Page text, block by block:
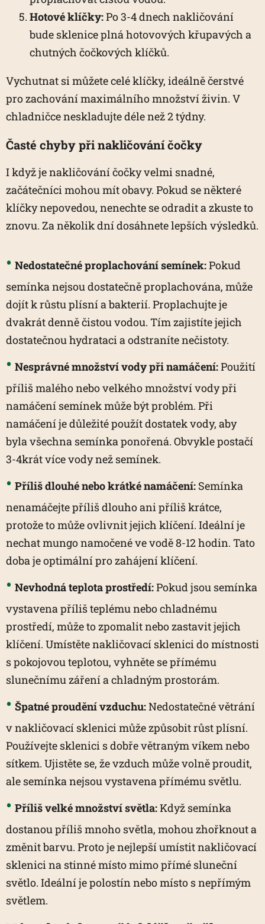
Hotové klíčky:Po 3-4 dnech nakličování
bude sklenice plná hotovových křupavých a
chutných čočkových klíčků.
Vychutnat si můžete celé klíčky, ideálně čerstvé
pro zachování maximálního množství živin. V
chladničce neskladujte déle než 2 týdny.
Časté chyby při nakličování čočky
I když je nakličování čočky velmi snadné,
začátečníci mohou mít obavy. Pokud se některé
klíčky nepovedou, nenechte se odradit a zkuste to
znovu. Za několik dní dosáhnete lepších výsledků.
Nedostatečné proplachování semínek:Pokud
semínka nejsou dostatečně proplachována, může
dojít k růstu plísní a bakterií. Proplachujte je
dvakrát denně čistou vodou. Tím zajistíte jejich
dostatečnou hydrataci a odstraníte nečistoty.
Nesprávné množství vody při namáčení:Použití
příliš malého nebo velkého množství vody při
namáčení semínek může být problém. Při
namáčení je důležité použít dostatek vody, aby
byla všechna semínka ponořená. Obvykle postačí
3-4krát více vody než semínek.
Příliš dlouhé nebo krátké namáčení: Semínka
nenamáčejte příliš dlouho ani příliš krátce,
protože to může ovlivnit jejich klíčení. Ideální je
nechat mungo namočené ve vodě 8-12 hodin. Tato
doba je optimální pro zahájení klíčení.
Nevhodná teplota prostředí:Pokud jsou semínka
vystavena příliš teplému nebo chladnému
prostředí, může to zpomalit nebo zastavit jejich
klíčení. Umístěte nakličovací sklenici do místnosti
s pokojovou teplotou, vyhněte se přímému
slunečnímu záření a chladným prostorám.
Špatné proudění vzduchu:Nedostatečné větrání
v nakličovací sklenici může způsobit růst plísní.
Používejte sklenici s dobře větraným víkem nebo
sítkem. Ujistěte se, že vzduch může volně proudit,
ale semínka nejsou vystavena přímému světlu.
Příliš velké množství světla:Když semínka
dostanou příliš mnoho světla, mohou zhořknout a
změnit barvu. Proto je nejlepší umístit nakličovací
sklenici na stinné místo mimo přímé sluneční
světlo. Ideální je polostín nebo místo s nepřímým
světlem.